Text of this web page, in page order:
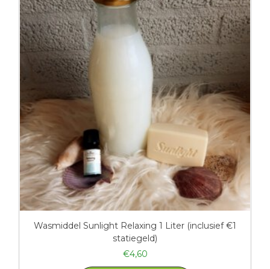
Wasmiddel Sunlight Relaxing 1 Liter (inclusief €1
statiegeld)
€4,60